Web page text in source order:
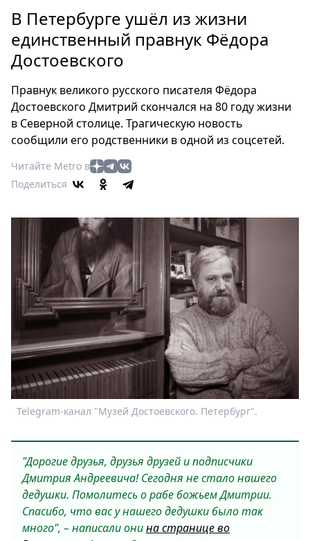
Россия
Мир
Здоровье
Туризм
Мода
Театр
Кино
Афиша
Книги
Выставки
Пресс-
релизы
О
Metro
Стримы
Спецпроекты
Звезды
Выборы
2026
Metro
В Петербурге ушёл из жизни
единственный правнук Фёдора
Достоевского
Правнук великого русского писателя Фёдора
Достоевского Дмитрий скончался на 80 году жизни
в Северной столице. Трагическую новость
сообщили его родственники в одной из соцсетей.
Читайте Metro в
Поделиться
Telegram-канал "Музей Достоевского. Петербург".
"Дорогие друзья, друзья друзей и подписчики
Дмитрия Андреевича! Сегодня не стало нашего
дедушки. Помолитесь о рабе божьем Дмитрии.
Спасибо, что вас у нашего дедушки было так
много", – написали онина странице во